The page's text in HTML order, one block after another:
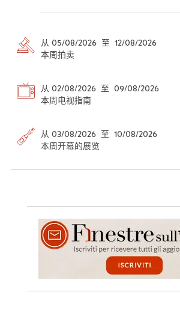
从 05/08/2026 至 12/08/2026
本周拍卖
从 02/08/2026 至 09/08/2026
本周电视指南
从 03/08/2026 至 10/08/2026
本周开幕的展览